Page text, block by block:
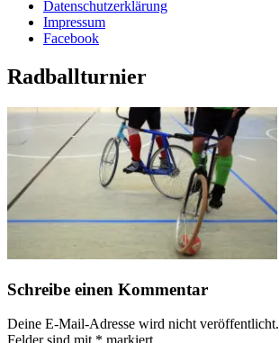
Datenschutzerklärung
Impressum
Facebook
Radballturnier
Schreibe einen Kommentar
Deine E-Mail-Adresse wird nicht veröffentlicht.